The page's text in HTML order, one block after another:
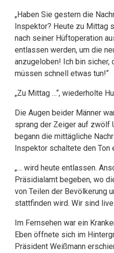
„Haben Sie gestern die
Inspektor? Heute zu Mittag
nach seiner Hüftoperation
entlassen werden, um die
anzugeloben! Ich bin sicher,
müssen schnell etwas tun!“
„Zu Mittag …“, wiederholte
Die Augen beider Männer
sprang der Zeiger auf zwölf
begann die mittägliche
Inspektor schaltete den Ton
„… wird heute entlassen.
Präsidialamt begeben, wo
von Teilen der Bevölkerung
stattfinden wird. Wir sind live
Im Fernsehen war ein
Eben öffnete sich im
Präsident Weißmann